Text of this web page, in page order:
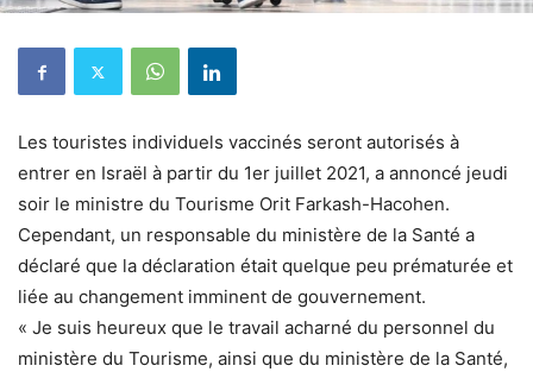
Les touristes individuels vaccinés seront autorisés à
entrer en Israël à partir du 1er juillet 2021, a annoncé jeudi
soir le ministre du Tourisme Orit Farkash-Hacohen.
Cependant, un responsable du ministère de la Santé a
déclaré que la déclaration était quelque peu prématurée et
liée au changement imminent de gouvernement.
« Je suis heureux que le travail acharné du personnel du
ministère du Tourisme, ainsi que du ministère de la Santé,